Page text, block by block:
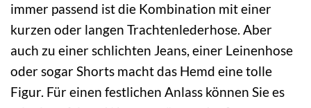
immer passend ist die Kombination mit einer
kurzen oder langen Trachtenlederhose. Aber
auch zu einer schlichten Jeans, einer Leinenhose
oder sogar Shorts macht das Hemd eine tolle
Figur. Für einen festlichen Anlass können Sie es